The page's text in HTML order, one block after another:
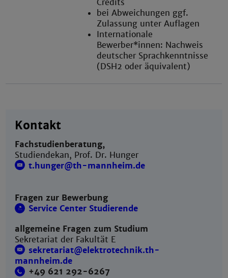
Credits
bei Abweichungen ggf.
Zulassung unter Auflagen
Internationale
Bewerber*innen: Nachweis
deutscher Sprachkenntnisse
(DSH2 oder äquivalent)
Kontakt
Fachstudienberatung,
Studiendekan, Prof. Dr. Hunger
t.hunger@th-mannheim.de
Fragen zur Bewerbung
Service Center Studierende
allgemeine Fragen zum Studium
Sekretariat der Fakultät E
sekretariat@ elektrotechnik.th-
mannheim.de
+49 621 292-6267